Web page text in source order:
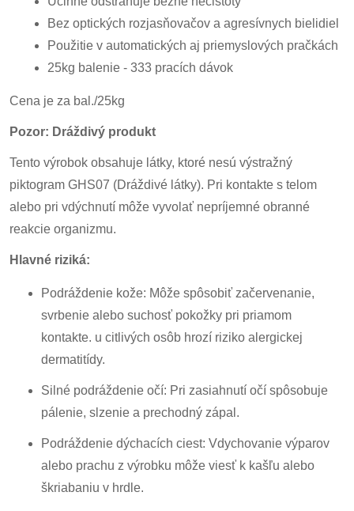
Bez optických rozjasňovačov a agresívnych bielidiel
Použitie v automatických aj priemyslových pračkách
25kg balenie - 333 pracích dávok
Cena je za bal./25kg
Pozor: Dráždivý produkt
Tento výrobok obsahuje látky, ktoré nesú výstražný
piktogram GHS07 (Dráždivé látky). Pri kontakte s telom
alebo pri vdýchnutí môže vyvolať nepríjemné obranné
reakcie organizmu.
Hlavné riziká:
Podráždenie kože: Môže spôsobiť začervenanie,
svrbenie alebo suchosť pokožky pri priamom
kontakte. u citlivých osôb hrozí riziko alergickej
dermatitídy.
Silné podráždenie očí: Pri zasiahnutí očí spôsobuje
pálenie, slzenie a prechodný zápal.
Podráždenie dýchacích ciest: Vdychovanie výparov
alebo prachu z výrobku môže viesť k kašľu alebo
škriabaniu v hrdle.